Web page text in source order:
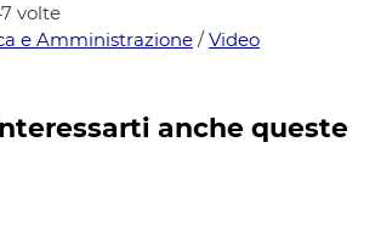
volte
e Amministrazione /Video
anche queste